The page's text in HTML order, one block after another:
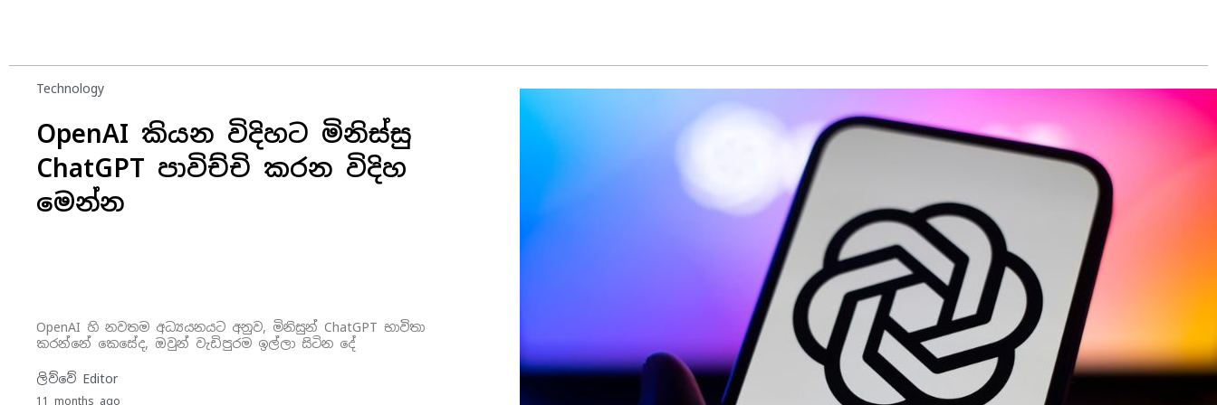
Technology
OpenAI කියන විදිහට මිනිස්සු
ChatGPT පාවිච්චි කරන විදිහ
මෙන්න
OpenAI හි නවතම අධ්‍යයනයට අනුව, මිනිසුන් ChatGPT භාවිතා
කරන්නේ කෙසේද, ඔවුන් වැඩිපුරම ඉල්ලා සිටින දේ
ලිව්වේ Editor
11 months ago